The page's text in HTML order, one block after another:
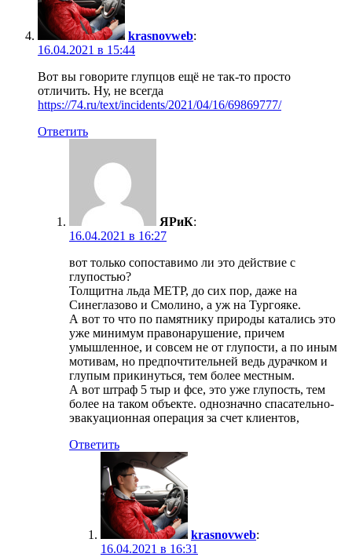
krasnovweb:
16.04.2021 в 15:44
Вот вы говорите глупцов ещё не так-то просто
отличить. Ну, не всегда
https://74.ru/text/incidents/2021/04/16/69869777/
Ответить
ЯРиК:
16.04.2021 в 16:27
вот только сопоставимо ли это действие с
глупостью?
Толщитна льда МЕТР, до сих пор, даже на
Синеглазово и Смолино, а уж на Тургояке.
А вот то что по памятнику природы катались это
уже минимум правонарушение, причем
умышленное, и совсем не от глупости, а по иным
мотивам, но предпочтительней ведь дурачком и
глупым прикинуться, тем более местным.
А вот штраф 5 тыр и фсе, это уже глупость, тем
более на таком объекте. однозначно спасательно-
эвакуационная операция за счет клиентов,
Ответить
krasnovweb:
16.04.2021 в 16:31